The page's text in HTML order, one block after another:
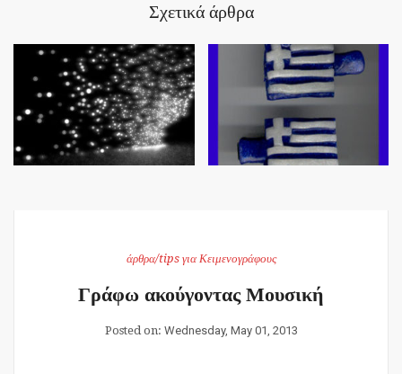
Σχετικά άρθρα
άρθρα/tips για Κειμενογράφους
Γράφω ακούγοντας Μουσική
Posted on: Wednesday, May 01, 2013